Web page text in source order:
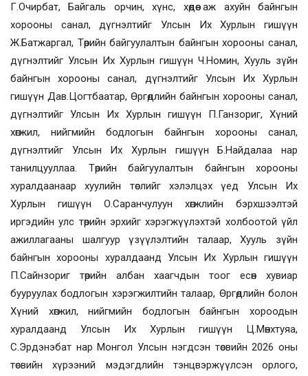
Г.Очирбат, Байгаль орчин, хүнс, хөдөө аж ахуйн байнгын
хорооны санал, дүгнэлтийг Улсын Их Хурлын гишүүн
Ж.Батжаргал, Төрийн байгуулалтын байнгын хорооны санал,
дүгнэлтийг Улсын Их Хурлын гишүүн Ч.Номин, Хууль зүйн
байнгын хорооны санал, дүгнэлтийг Улсын Их Хурлын
гишүүн Дав.Цогтбаатар, Өргөдлийн байнгын хорооны санал,
дүгнэлтийг Улсын Их Хурлын гишүүн П.Ганзориг, Хүний
хөгжил, нийгмийн бодлогын байнгын хорооны санал,
дүгнэлтийг Улсын Их Хурлын гишүүн Б.Найдалаа нар
танилцууллаа. Төрийн байгуулалтын байнгын хорооны
хуралдаанаар хуулийн төслийг хэлэлцэх үед Улсын Их
Хурлын гишүүн О.Саранчулуун хөгжлийн бэрхшээлтэй
иргэдийн улс төрийн эрхийг хэрэгжүүлэхтэй холбоотой үйл
ажиллагааны шалгуур үзүүлэлтийн талаар, Хууль зүйн
байнгын хорооны хуралдаанд Улсын Их Хурлын гишүүн
П.Сайнзориг төрийн албан хаагчдын тоог есөн хувиар
бууруулах бодлогын хэрэгжилтийн талаар, Өргөдлийн болон
Хүний хөгжил, нийгмийн бодлогын байнгын хороодын
хуралдаанд Улсын Их Хурлын гишүүн Ц.Мөнхтуяа,
С.Эрдэнэбат нарМонгол Улсын нэгдсэн төсвийн 2026 оны
төсвийн хүрээний мэдэгдлийн тэнцвэржүүлсэн орлого,